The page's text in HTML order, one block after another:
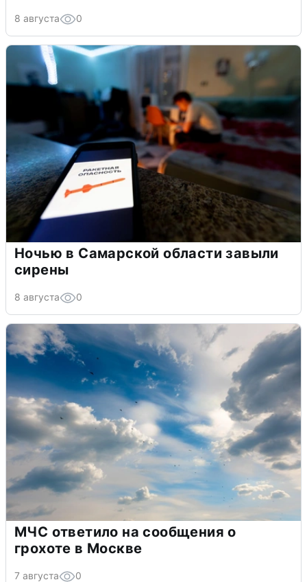
8 августа 0
Ночью в Самарской области завыли
сирены
8 августа 0
МЧС ответило на сообщения о
грохоте в Москве
7 августа 0